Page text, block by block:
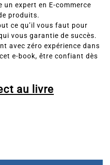
un expert en E-commerce
produits.
ce qu’il vous faut pour
vous garantie de succès.
avec zéro expérience dans
e-book, être confiant dès
au livre